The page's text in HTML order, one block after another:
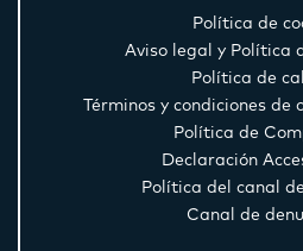
Política de
Aviso legal y Política
Política de
Términos y condiciones
Política de
Declaración
Política del canal
Canal de